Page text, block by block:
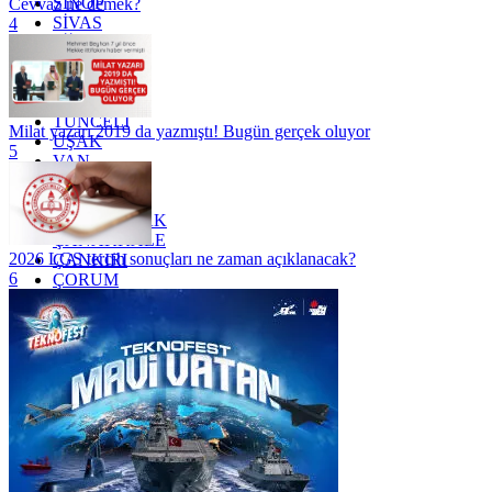
SİVAS
SİİRT
TEKİRDAĞ
TOKAT
TRABZON
TUNCELİ
UŞAK
VAN
YALOVA
YOZGAT
ZONGULDAK
ÇANAKKALE
ÇANKIRI
ÇORUM
İSTANBUL
İZMİR
ŞANLIURFA
ŞIRNAK
4
Milat yazarı 2019 da yazmıştı! Bugün gerçek oluyor
5
2026 LGS tercih sonuçları ne zaman açıklanacak?
6